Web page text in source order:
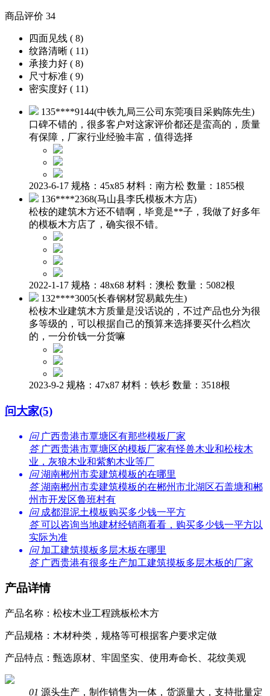
商品评价 34
四面见线 ( 8)
纹路清晰 ( 11)
承接力好 ( 8)
尺寸标准 ( 9)
密实度好 ( 11)
135****9144(中铁九局三公司东莞项目采购陈先生)
口碑不错的，很多客户对这家评价都还是蛮高的，质量
有保障，厂家行业经验丰富，值得选择
2023-6-17 规格：45x85 材料：南方松 数量：1855根
136****2368(马山县李氏模板木方店)
松桉的建筑木方还不错啊，毕竟是**子，我做了好多年
的模板木方店了，确实很不错。
2022-1-17 规格：48x68 材料：澳松 数量：5082根
132****3005(长春钢材贸易戴先生)
松桉木业建筑木方质量是没话说的，不过产品也分为很
多等级的，可以根据自己的预算来选择要买什么档次
的，一分价钱一分货嘛
2023-9-2 规格：47x87 材料：铁杉 数量：3518根
问大家(5)
问 广西贵港市覃塘区有那些模板厂家
答 广西贵港市覃塘区的模板厂家有怪兽木业和松桉木
业，灰狼木业和紫豹木业等厂
问 湖南郴州市卖建筑模板的在哪里
答 湖南郴州市卖建筑模板的在郴州市北湖区石盖塘和郴
州市开发区鲁班村有
问 成都混泥土模板购买多少钱一平方
答 可以咨询当地建材经销商看看，购买多少钱一平方以
实际为准
问 加工建筑摸板多层木板在哪里
答 广西贵港有很多生产加工建筑摸板多层木板的厂家
产品详情
产品名称：松桉木业工程跳板松木方
产品规格：木材种类，规格等可根据客户要求定做
产品特点：甄选原材、牢固坚实、使用寿命长、花纹美观
01 源头生产，制作销售为一体，货源量大，支持批量定